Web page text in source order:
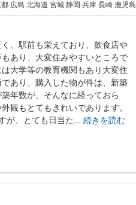
広島 北海道 宮城 静岡 兵庫 長崎 鹿児島
、駅前も栄えており、飲食店や
もあり、大変住みやすいところで
大学等の教育機関もあり大変住
あり、購入した物が件は、新築
年数が、そんなに経っておら
観もとてもきれいであります。
が、とても日当た... 続きを読む